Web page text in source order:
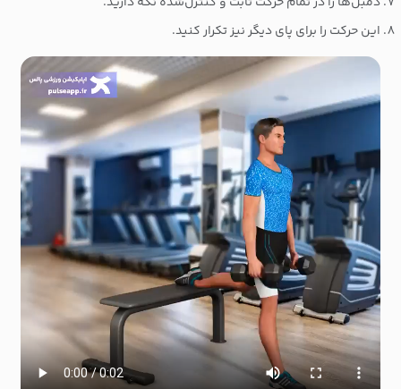
این حرکت را برای پای دیگر نیز تکرار کنید.